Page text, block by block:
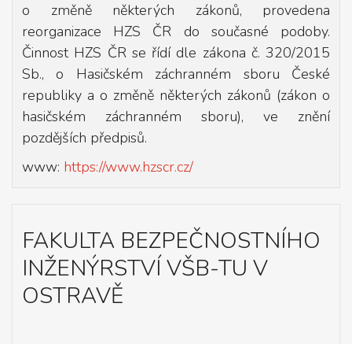
o změně některých zákonů, provedena
reorganizace HZS ČR do současné podoby.
Činnost HZS ČR se řídí dle zákona č. 320/2015
Sb., o Hasičském záchranném sboru České
republiky a o změně některých zákonů (zákon o
hasičském záchranném sboru), ve znění
pozdějších předpisů.
www: https://www.hzscr.cz/
FAKULTA BEZPEČNOSTNÍHO
INŽENÝRSTVÍ VŠB-TU V
OSTRAVĚ